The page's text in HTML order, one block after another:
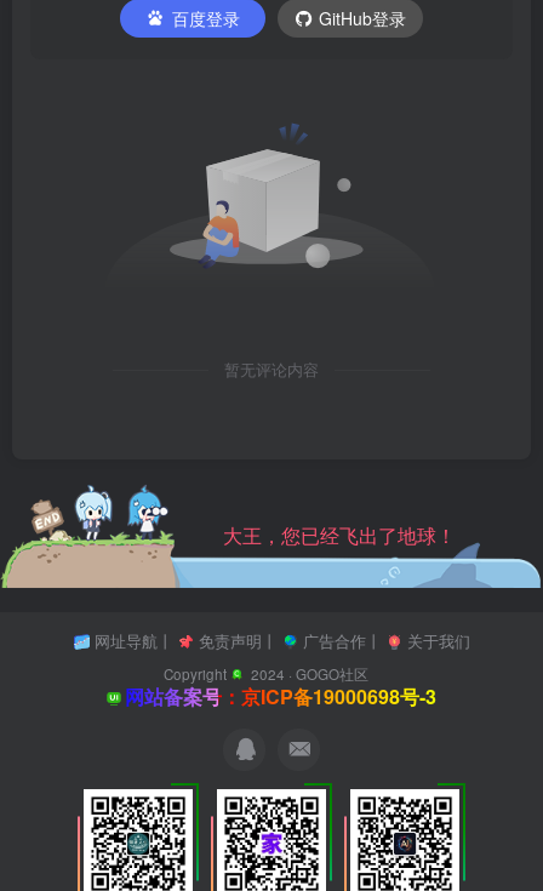
百度登录
GitHub登录
暂无评论内容
大王，您已经飞出了地球！
网址导航 丨 免责声明 丨 广告合作丨 关于我们
Copyright 2024 ·GOGO社区
网站备案号：京ICP备19000698号-3